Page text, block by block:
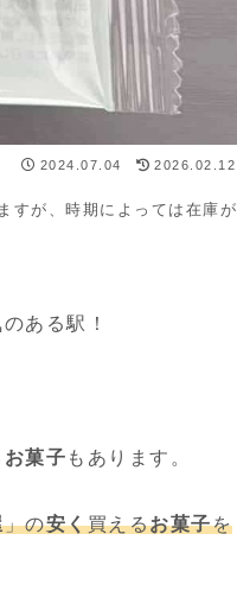
2024.07.04 2026.02.12
すが、時期によっては在庫が
ある駅！
お菓子 もあります。
」の安く買えるお菓子を